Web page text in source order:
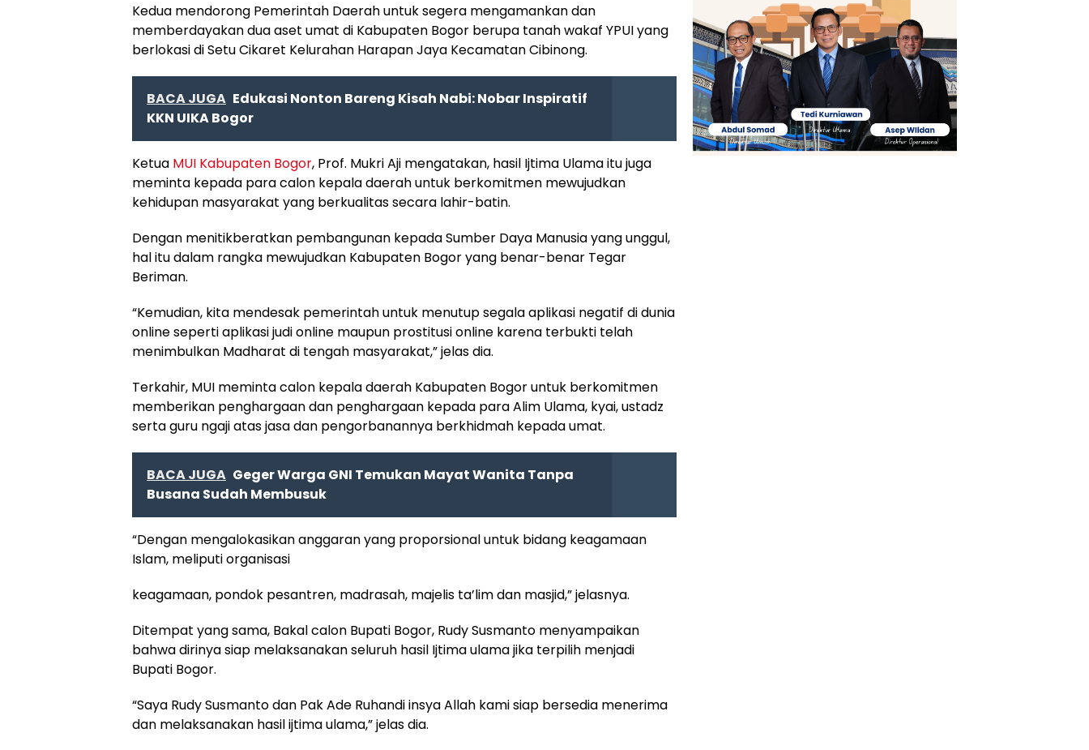
Kedua mendorong Pemerintah Daerah untuk segera mengamankan dan
memberdayakan dua aset umat di Kabupaten Bogor berupa tanah wakaf YPUI yang
berlokasi di Setu Cikaret Kelurahan Harapan Jaya Kecamatan Cibinong.
BACA JUGA Edukasi Nonton Bareng Kisah Nabi: Nobar Inspiratif
KKN UIKA Bogor
Ketua MUI Kabupaten Bogor, Prof. Mukri Aji mengatakan, hasil Ijtima Ulama itu juga
meminta kepada para calon kepala daerah untuk berkomitmen mewujudkan
kehidupan masyarakat yang berkualitas secara lahir-batin.
Dengan menitikberatkan pembangunan kepada Sumber Daya Manusia yang unggul,
hal itu dalam rangka mewujudkan Kabupaten Bogor yang benar-benar Tegar
Beriman.
“Kemudian, kita mendesak pemerintah untuk menutup segala aplikasi negatif di dunia
online seperti aplikasi judi online maupun prostitusi online karena terbukti telah
menimbulkan Madharat di tengah masyarakat,” jelas dia.
Terkahir, MUI meminta calon kepala daerah Kabupaten Bogor untuk berkomitmen
memberikan penghargaan dan penghargaan kepada para Alim Ulama, kyai, ustadz
serta guru ngaji atas jasa dan pengorbanannya berkhidmah kepada umat.
BACA JUGA Geger Warga GNI Temukan Mayat Wanita Tanpa
Busana Sudah Membusuk
“Dengan mengalokasikan anggaran yang proporsional untuk bidang keagamaan
Islam, meliputi organisasi
keagamaan, pondok pesantren, madrasah, majelis ta’lim dan masjid,” jelasnya.
Ditempat yang sama, Bakal calon Bupati Bogor, Rudy Susmanto menyampaikan
bahwa dirinya siap melaksanakan seluruh hasil Ijtima ulama jika terpilih menjadi
Bupati Bogor.
“Saya Rudy Susmanto dan Pak Ade Ruhandi insya Allah kami siap bersedia menerima
dan melaksanakan hasil ijtima ulama,” jelas dia.